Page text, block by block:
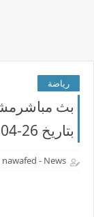
رياضة
بث
بتاريخ 26-04-2023 الدوري الاسباني
nawafed - News